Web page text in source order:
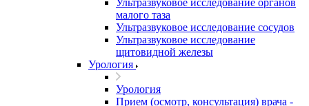
Ультразвуковое исследование органов
малого таза
Ультразвуковое исследование сосудов
Ультразвуковое исследование
щитовидной железы
Урология
Урология
Прием (осмотр, консультация) врача -